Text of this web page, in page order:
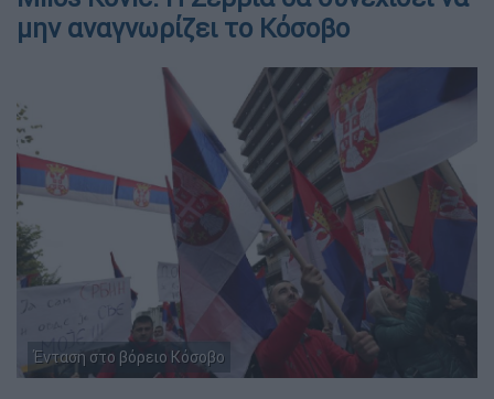
μην αναγνωρίζει το Κόσοβο
Ένταση στο βόρειο Κόσοβο